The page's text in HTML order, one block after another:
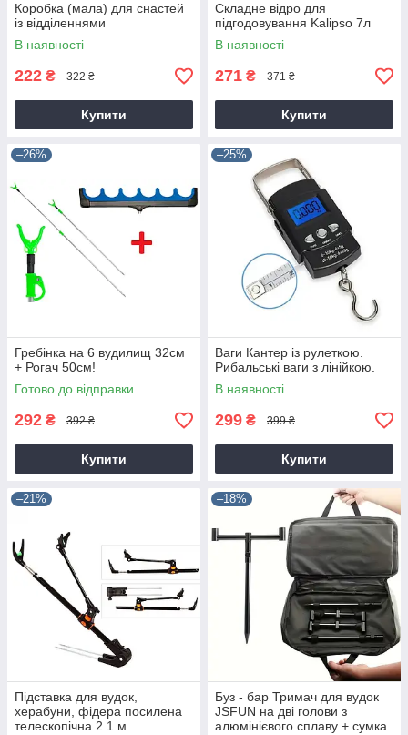
Коробка (мала) для снастей
із відділеннями
В наявності
222 ₴ 322 ₴
Купити
Складне відро для
підгодовування Kalipso 7л
В наявності
271 ₴ 371 ₴
Купити
–26%
Гребінка на 6 вудилищ 32см
+ Рогач 50см!
Готово до відправки
292 ₴ 392 ₴
Купити
–25%
Ваги Кантер із рулеткою.
Рибальські ваги з лінійкою.
В наявності
299 ₴ 399 ₴
Купити
–21%
Підставка для вудок,
херабуни, фідера посилена
телескопічна 2.1 м
–18%
Буз - бар Тримач для вудок
JSFUN на дві голови з
алюмінієвого сплаву + сумка